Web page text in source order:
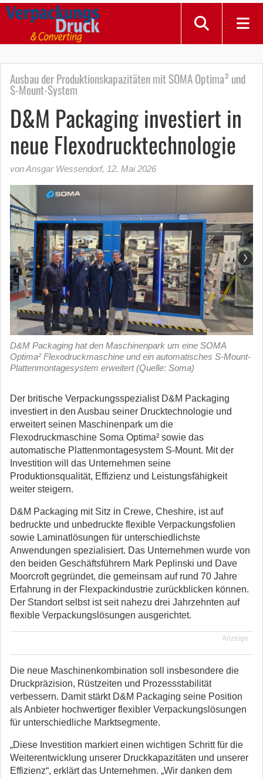
Ausbau der Produktionskapazitäten mit SOMA Optima² und
S-Mount-System
D&M Packaging investiert in
neue Flexodrucktechnologie
von Ansgar Wessendorf, 12. Mai 2026
D&M Packaging hat den Maschinenpark um eine SOMA
Optima² Flexodruckmaschine und ein automatisches S-Mount-
Plattenmontagesystem erweitert (Quelle: Soma)
Der britische Verpackungsspezialist D&M Packaging
investiert in den Ausbau seiner Drucktechnologie und
erweitert seinen Maschinenpark um die
Flexodruckmaschine Soma Optima² sowie das
automatische Plattenmontagesystem S-Mount. Mit der
Investition will das Unternehmen seine
Produktionsqualität, Effizienz und Leistungsfähigkeit
weiter steigern.
D&M Packaging mit Sitz in Crewe, Cheshire, ist auf
bedruckte und unbedruckte flexible Verpackungsfolien
sowie Laminatlösungen für unterschiedlichste
Anwendungen spezialisiert. Das Unternehmen wurde von
den beiden Geschäftsführern Mark Peplinski und Dave
Moorcroft gegründet, die gemeinsam auf rund 70 Jahre
Erfahrung in der Flexpackindustrie zurückblicken können.
Der Standort selbst ist seit nahezu drei Jahrzehnten auf
flexible Verpackungslösungen ausgerichtet.
Anzeige
Die neue Maschinenkombination soll insbesondere die
Druckpräzision, Rüstzeiten und Prozessstabilität
verbessern. Damit stärkt D&M Packaging seine Position
als Anbieter hochwertiger flexibler Verpackungslösungen
für unterschiedliche Marktsegmente.
„Diese Investition markiert einen wichtigen Schritt für die
Weiterentwicklung unserer Druckkapazitäten und unserer
Effizienz“, erklärt das Unternehmen. „Wir danken dem